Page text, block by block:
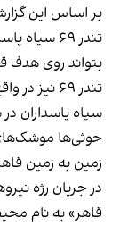
بر اساس این
تندر ۶۹
بتواند روی هدف
سپاه پاسداران در سال ۱۳۶۹ از چین
زمین به زمین قاهر-۲ و قاهر-۲ام
در جریان رژه‌
قاهر» به نام